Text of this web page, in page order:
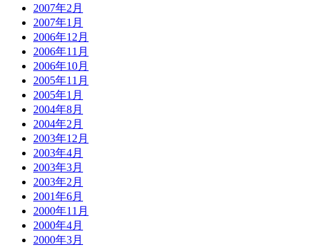
2007年2月
2007年1月
2006年12月
2006年11月
2006年10月
2005年11月
2005年1月
2004年8月
2004年2月
2003年12月
2003年4月
2003年3月
2003年2月
2001年6月
2000年11月
2000年4月
2000年3月